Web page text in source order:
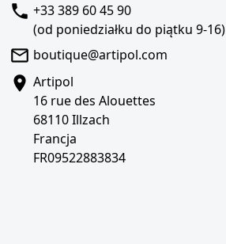
+33 389 60 45 90
(od poniedziałku do piątku 9-16)
boutique@artipol.com
Artipol
16 rue des Alouettes
68110 Illzach
Francja
FR09522883834